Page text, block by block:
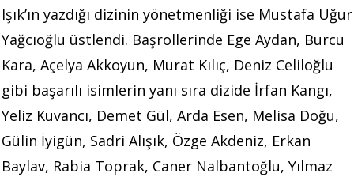
Işık’ın yazdığı dizinin yönetmenliği ise Mustafa Uğur
Yağcıoğlu üstlendi. Başrollerinde Ege Aydan, Burcu
Kara, Açelya Akkoyun, Murat Kılıç, Deniz Celiloğlu
gibi başarılı isimlerin yanı sıra dizide İrfan Kangı,
Yeliz Kuvancı, Demet Gül, Arda Esen, Melisa Doğu,
Gülin İyigün, Sadri Alışık, Özge Akdeniz, Erkan
Baylav, Rabia Toprak, Caner Nalbantoğlu, Yılmaz